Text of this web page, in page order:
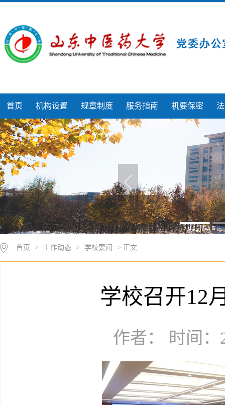
首页 机构设置 规章制度 服务指南 机要保密
首页 > 工作动态 > 学校要闻 > 正文
学校召开12
作者： 时间：